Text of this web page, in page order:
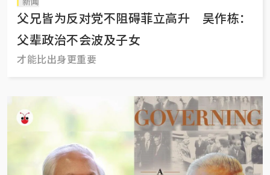
父兄皆为反对党不阻碍菲立高升 吴作栋：
父辈政治不会波及子女
才能比出身更重要